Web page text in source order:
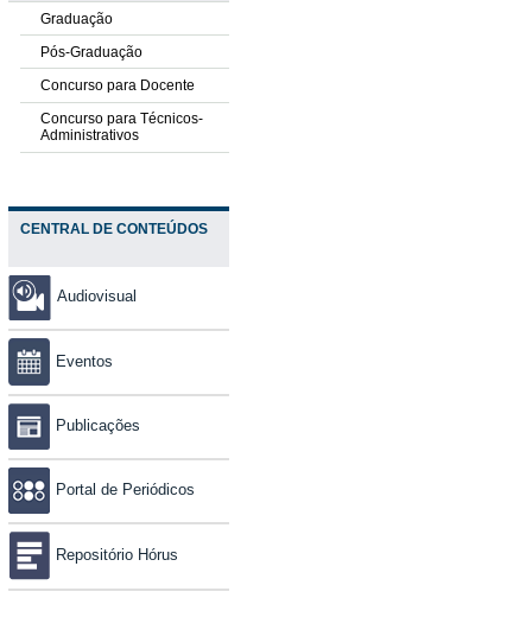
Graduação
Pós-Graduação
Concurso para Docente
Concurso para Técnicos-
Administrativos
CENTRAL DE CONTEÚDOS
Audiovisual
Eventos
Publicações
Portal de Periódicos
Repositório Hórus